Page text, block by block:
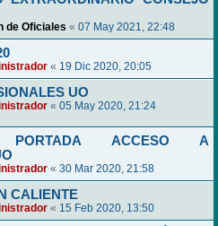
de Oficiales « 07 May 2021, 22:48
« 19 Dic 2020, 20:05
UO
« 05 May 2020, 21:24
ACCESO A
« 30 Mar 2020, 21:58
CALIENTE
« 15 Feb 2020, 13:50